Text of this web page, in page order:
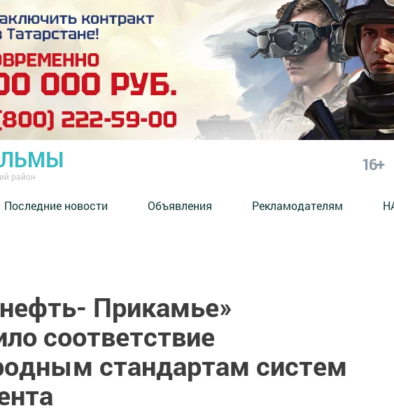
район
16+
Последние новости Объявления Рекламодателям
Прикамье»
соответствие
стандартам систем